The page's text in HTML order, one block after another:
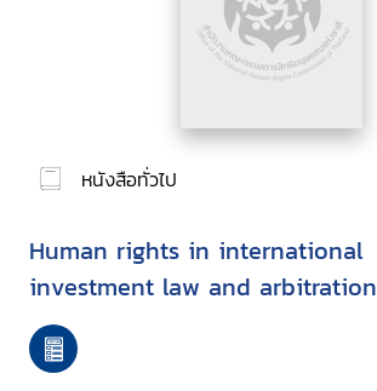
หนังสือทั่วไป
Human rights in international
investment law and arbitration